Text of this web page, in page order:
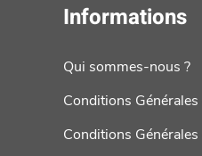
Informations
Qui sommes-nous ?
Conditions Générales
Conditions